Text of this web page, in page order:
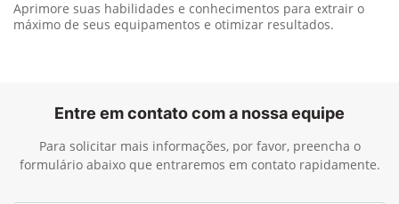
Aprimore suas habilidades e conhecimentos para extrair o
máximo de seus equipamentos e otimizar resultados.
Entre em contato com a nossa equipe
Para solicitar mais informações, por favor, preencha o
formulário abaixo que entraremos em contato rapidamente.